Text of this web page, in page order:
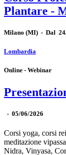
Plantare -
Milano (MI) - Dal
Lombardia
Online - Webinar
- 05/06/2026
Corsi yoga, corsi
meditazione
Nidra, Vinyasa,